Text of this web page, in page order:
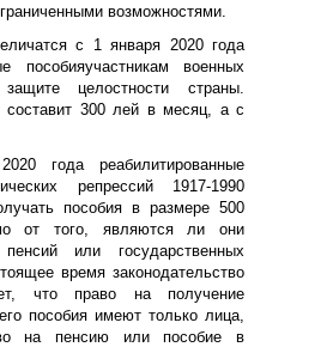
возможностями.
атсяс 1 января 2020 года
е пособияучастникам военных
целостности страны.
300 лей в месяц , ас
года реабилитированные
репрессий 1917-1990
пособия в размере 500
от того, являются ли они
или государственных
время законодательство
что право на получение
пособия имеют только лица,
на пенсию или пособие в